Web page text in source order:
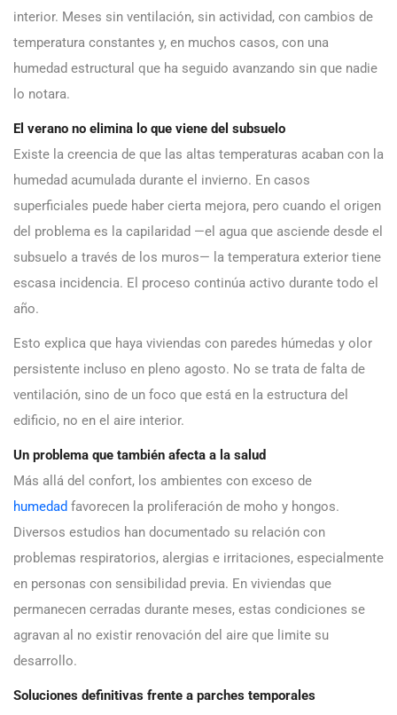
interior. Meses sin ventilación, sin actividad, con cambios de
temperatura constantes y, en muchos casos, con una
humedad estructural que ha seguido avanzando sin que nadie
lo notara.
El verano no elimina lo que viene del subsuelo
Existe la creencia de que las altas temperaturas acaban con la
humedad acumulada durante el invierno. En casos
superficiales puede haber cierta mejora, pero cuando el origen
del problema es la capilaridad —el agua que asciende desde el
subsuelo a través de los muros— la temperatura exterior tiene
escasa incidencia. El proceso continúa activo durante todo el
año.
Esto explica que haya viviendas con paredes húmedas y olor
persistente incluso en pleno agosto. No se trata de falta de
ventilación, sino de un foco que está en la estructura del
edificio, no en el aire interior.
Un problema que también afecta a la salud
Más allá del confort, los ambientes con exceso de
humedad favorecen la proliferación de moho y hongos.
Diversos estudios han documentado su relación con
problemas respiratorios, alergias e irritaciones, especialmente
en personas con sensibilidad previa. En viviendas que
permanecen cerradas durante meses, estas condiciones se
agravan al no existir renovación del aire que limite su
desarrollo.
Soluciones definitivas frente a parches temporales